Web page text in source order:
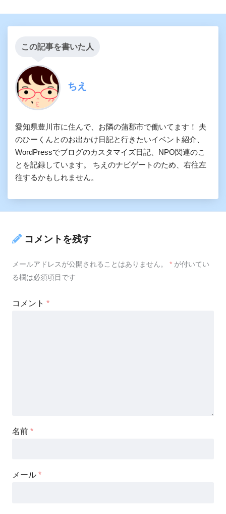
この記事を書いた人
ちえ
愛知県豊川市に住んで、お隣の蒲郡市で働いてます！ 夫
のひーくんとのお出かけ日記と行きたいイベント紹介、
WordPressでブログのカスタマイズ日記、NPO関連のこ
とを記録しています。 ちえのナビゲートのため、右往左
往するかもしれません。
コメントを残す
メールアドレスが公開されることはありません。 * が付いてい
る欄は必須項目です
コメント *
名前 *
メール *